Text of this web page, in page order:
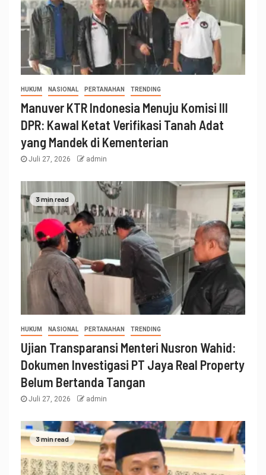
HUKUM NASIONAL PERTANAHAN TRENDING
Manuver KTR Indonesia Menuju Komisi III
DPR: Kawal Ketat Verifikasi Tanah Adat
yang Mandek di Kementerian
Juli 27, 2026 admin
3 min read
HUKUM NASIONAL PERTANAHAN TRENDING
Ujian Transparansi Menteri Nusron Wahid:
Dokumen Investigasi PT Jaya Real Property
Belum Bertanda Tangan
Juli 27, 2026 admin
3 min read